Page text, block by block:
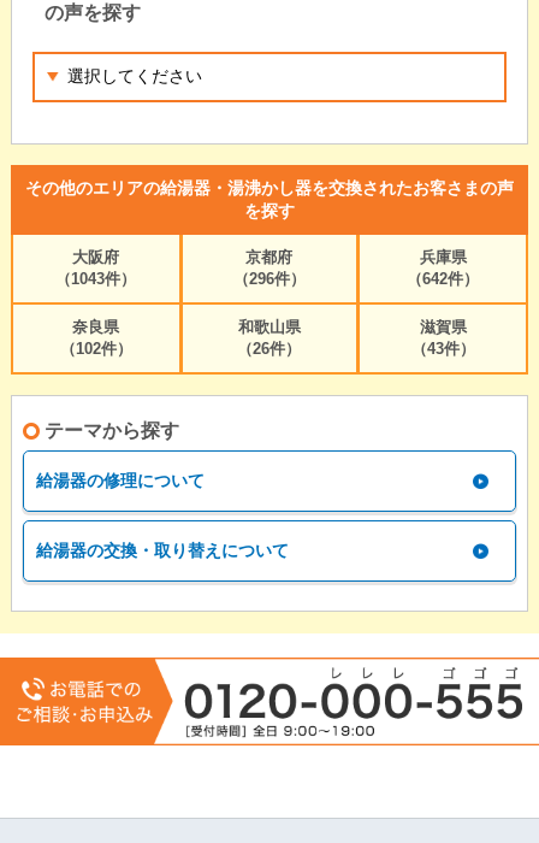
の声を探す
その他のエリアの給湯器・湯沸かし器を交換されたお客さまの声
を探す
大阪府
（1043件）
京都府
（296件）
兵庫県
（642件）
奈良県
（102件）
和歌山県
（26件）
滋賀県
（43件）
テーマから探す
給湯器の修理について
給湯器の交換・取り替えについて